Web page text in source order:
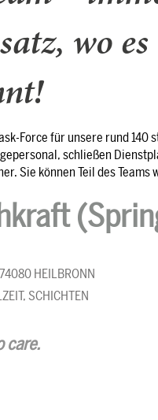
wo es
Force für unsere rund 140
schließen
Sie können Teil des Teams
74080 HEILBRONN
SCHICHTEN
care.